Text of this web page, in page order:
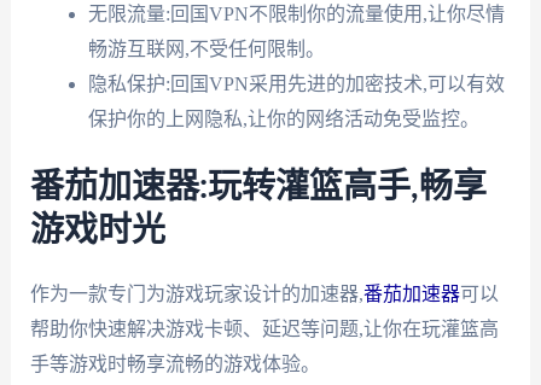
无限流量:回国VPN不限制你的流量使用,让你尽情
畅游互联网,不受任何限制。
隐私保护:回国VPN采用先进的加密技术,可以有效
保护你的上网隐私,让你的网络活动免受监控。
番茄加速器:玩转灌篮高手,畅享
游戏时光
作为一款专门为游戏玩家设计的加速器,番茄加速器可以
帮助你快速解决游戏卡顿、延迟等问题,让你在玩灌篮高
手等游戏时畅享流畅的游戏体验。